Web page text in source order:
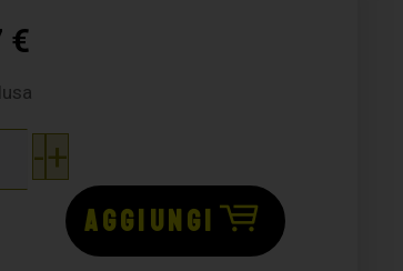
€
-+
AGGIUNGI